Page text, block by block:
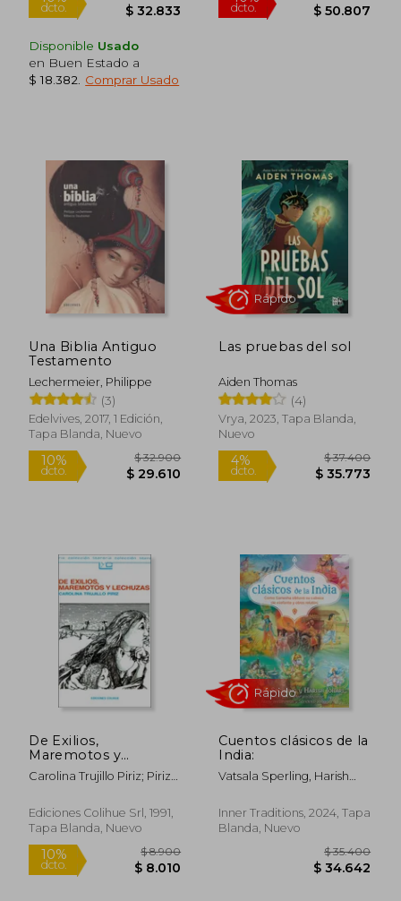
$ 36.481
$ 32.833
Disponible Usado
en Buen Estado a
$ 18.382
Comprar Usado
40%
dcto.
Una Biblia Antiguo
Testamento
Lechermeier, Philippe
(3)
Edelvives, 2017, 1 Edición,
Tapa Blanda, Nuevo
10%
dcto. $ 29.610
Las pruebas del sol
Aiden Thomas
(4)
Vrya, 2023, Tapa Blanda,
Nuevo
4%
dcto. $
Rápido
De Exilios,
Maremotos y
Lechuzas
Carolina Trujillo Piriz; Piriz
Ediciones Colihue Srl, 1991,
Tapa Blanda, Nuevo
Cuentos clásicos de la
India:
Vatsala Sperling, Harish
Inner Traditions, 2024, Tapa
Blanda, Nuevo